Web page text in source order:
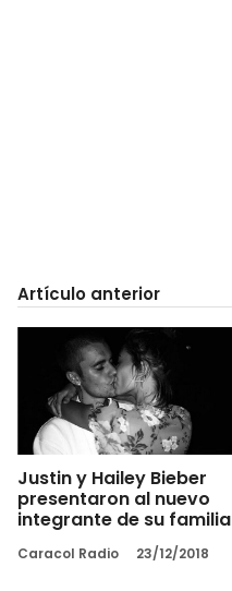
Artículo anterior
Justin y Hailey Bieber
presentaron al nuevo
integrante de su familia
Caracol Radio 23/12/2018